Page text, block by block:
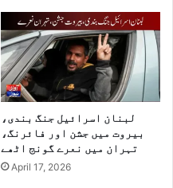
لبنان اسرائیل جنگ بندی،
بیروت میں جشن اور فائرنگ،
تہران میں نعرے گونج اٹھے
April 17, 2026